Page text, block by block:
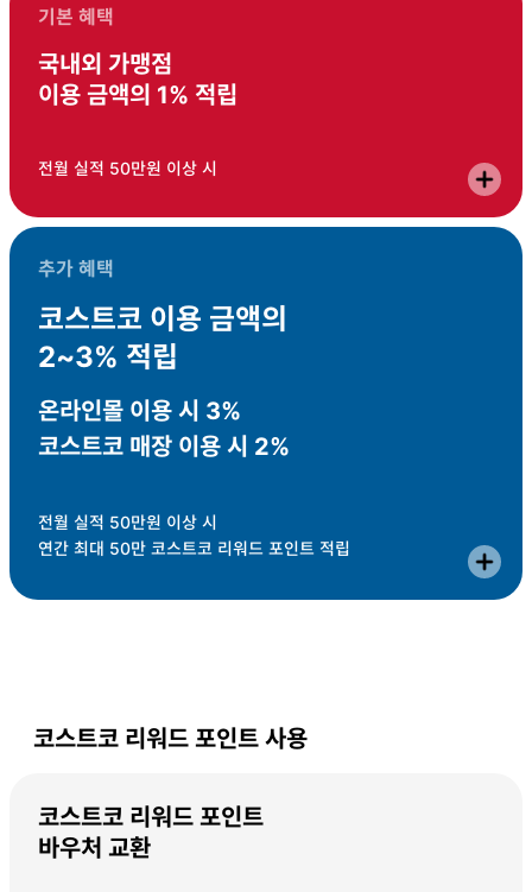
기본 혜택
국내외 가맹점
이용 금액의 1% 적립
전월 실적 50만원 이상 시
추가 혜택
코스트코 이용 금액의
2~3% 적립
온라인몰 이용 시 3%
코스트코 매장 이용 시 2%
전월 실적 50만원 이상 시
연간 최대 50만 코스트코 리워드 포인트 적립
코스트코 리워드 포인트 사용
코스트코 리워드 포인트
바우처 교환